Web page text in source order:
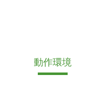
動作環境